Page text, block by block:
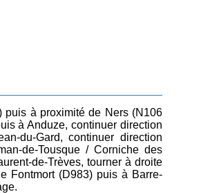
puis à proximité de Ners (N106
à Anduze, continuer direction
du-Gard, continuer direction
de-Tousque / Corniche des
de-Trèves, tourner à droite
Fontmort (D983) puis à Barre-